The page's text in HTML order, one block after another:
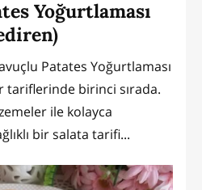
Yoğurtlaması
Patates Yoğurtlaması
tariflerinde birinci sırada.
ile kolayca
bir salata tarifi...